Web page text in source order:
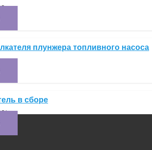
плунжера топливного насоса
в сборе